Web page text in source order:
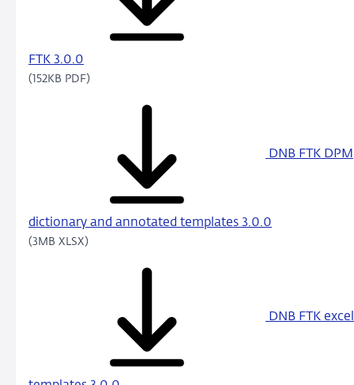
FTK 3.0.0
(152KB PDF)
DNB FTK DPM
dictionary and annotated templates 3.0.0
(3MB XLSX)
DNB FTK excel